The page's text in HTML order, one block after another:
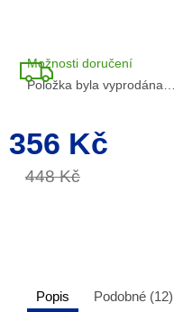
448 Kč
356 Kč
Měrná
cena:
Možnosti doručení
Položka byla vyprodána…
Popis Podobné (12)